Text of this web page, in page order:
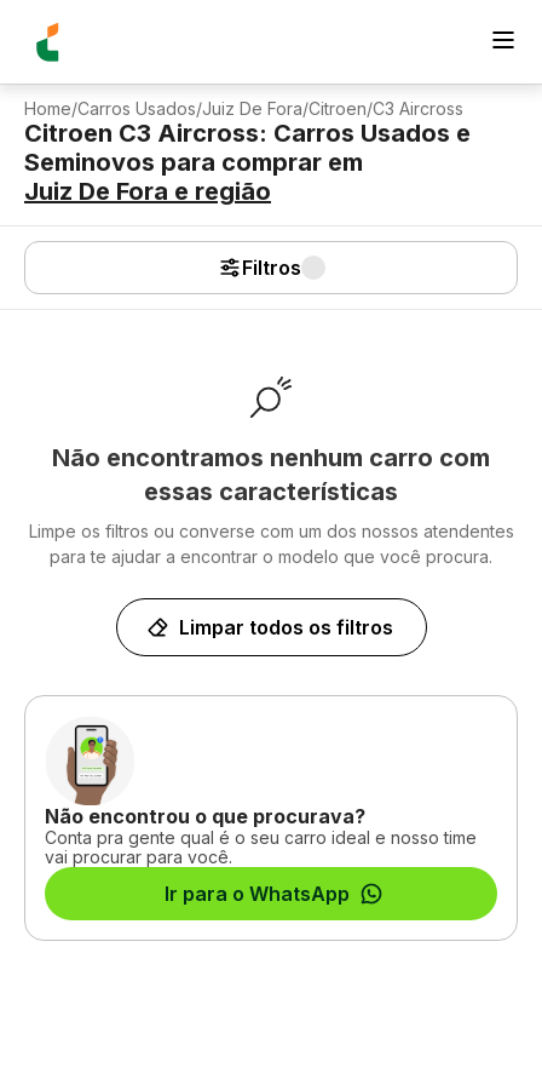
Home/Carros Usados/Juiz De Fora/Citroen/C3 Aircross
Citroen C3 Aircross: Carros Usados e
Seminovos para comprar em
Juiz De Fora e região
Filtros
Não encontramos nenhum carro com
essas características
Limpe os filtros ou converse com um dos nossos atendentes
para te ajudar a encontrar o modelo que você procura.
Limpar todos os filtros
Não encontrou o que procurava?
Conta pra gente qual é o seu carro ideal e nosso time
vai procurar para você.
Ir para o WhatsApp